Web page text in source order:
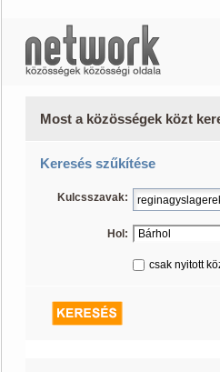
Most a közösségek közt
Keresés szűkítése
Kulcsszavak:
Hol:
csak nyitott